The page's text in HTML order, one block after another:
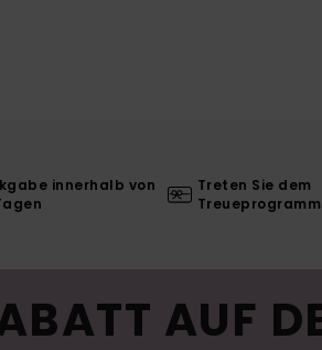
innerhalb von
Treten Sie dem
AUF